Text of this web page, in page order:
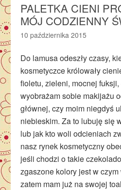
PALETKA CIENI
MÓJ CODZIENNY
10 października 2015
Do lamusa odeszły czasy,
kosmetyczce królowały
fioletu, zieleni, mocnej
wyobrażam sobie makijażu
głównej, czy moim niegdyś
niebieskim. Za to lubuję się
lub jak kto woli odcieniach
nasz rynek kosmetyczny
jeśli chodzi o takie
zgaszone kolory jest w
zatem mam już na swojej